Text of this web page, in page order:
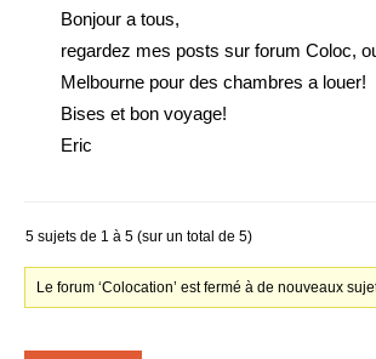
Bonjour a tous,
regardez mes posts sur forum Coloc,
Melbourne pour des chambres a louer!
Bises et bon voyage!
Eric
5 sujets de 1 à 5 (sur un total de 5)
Le forum ‘Colocation’ est fermé à de nouveaux